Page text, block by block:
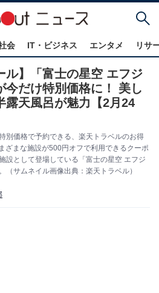
会 IT・ビジネス エンタメ リサ
ル】「富士の星空 エフジ
今だけ特別価格に！ 美し
露天風呂が魅力【2月24
別価格で予約できる、楽天トラベルのお得
ざまな施設が500円オフで利用できるクーポ
設として登場している「富士の星空 エフジ
（サムネイル画像出典：楽天トラベル）